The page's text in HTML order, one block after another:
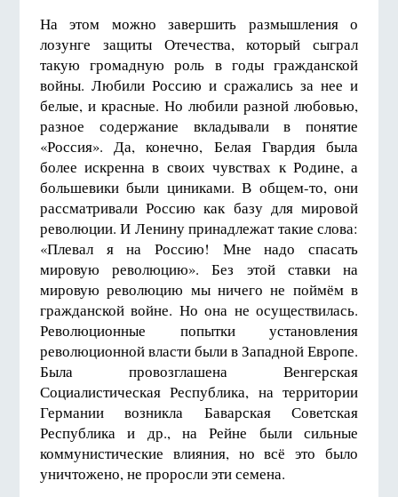
На этом можно завершить размышления о
лозунге защиты Отечества, который сыграл
такую громадную роль в годы гражданской
войны. Любили Россию и сражались за нее и
белые, и красные. Но любили разной любовью,
разное содержание вкладывали в понятие
«Россия». Да, конечно, Белая Гвардия была
более искренна в своих чувствах к Родине, а
большевики были циниками. В общем-то, они
рассматривали Россию как базу для мировой
революции. И Ленину принадлежат такие слова:
«Плевал я на Россию! Мне надо спасать
мировую революцию». Без этой ставки на
мировую революцию мы ничего не поймём в
гражданской войне. Но она не осуществилась.
Революционные попытки установления
революционной власти были в Западной Европе.
Была провозглашена Венгерская
Социалистическая Республика, на территории
Германии возникла Баварская Советская
Республика и др., на Рейне были сильные
коммунистические влияния, но всё это было
уничтожено, не проросли эти семена.